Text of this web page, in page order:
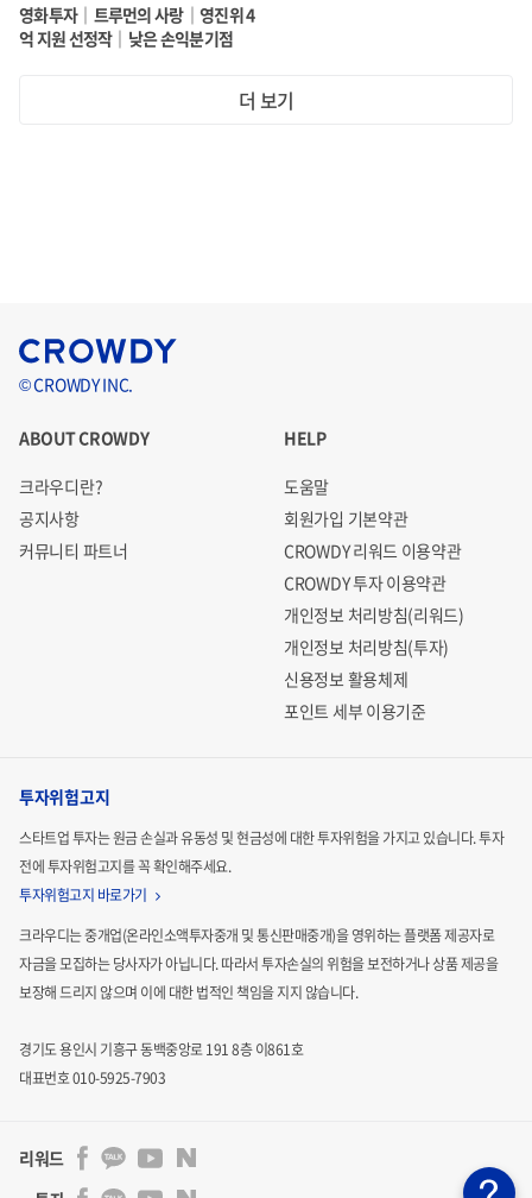
영화투자｜트루먼의 사랑｜영진위 4
억 지원 선정작｜낮은 손익분기점
더 보기
© CROWDY INC.
ABOUT CROWDY
크라우디란?
공지사항
커뮤니티 파트너
HELP
도움말
회원가입 기본약관
CROWDY 리워드 이용약관
CROWDY 투자 이용약관
개인정보 처리방침(리워드)
개인정보 처리방침(투자)
신용정보 활용체제
포인트 세부 이용기준
투자위험고지
스타트업 투자는 원금 손실과 유동성 및 현금성에 대한 투자위험을 가지고 있습니다.투자
전에 투자위험고지를 꼭 확인해주세요.
투자위험고지 바로가기
크라우디는 중개업(온라인소액투자중개 및 통신판매중개)을 영위하는 플랫폼 제공자로
자금을 모집하는당사자가 아닙니다. 따라서 투자손실의 위험을 보전하거나 상품 제공을
보장해 드리지 않으며 이에 대한 법적인 책임을 지지 않습니다.
경기도 용인시 기흥구 동백중앙로 191 8층 이861호
대표번호 010-5925-7903
리워드